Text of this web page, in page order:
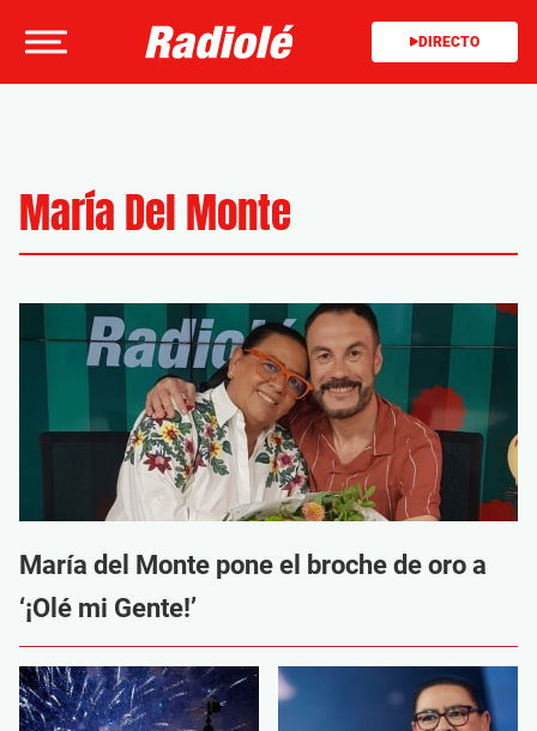
DIRECTO
María Del Monte
María del Monte pone el broche de oro a
‘¡Olé mi Gente!’